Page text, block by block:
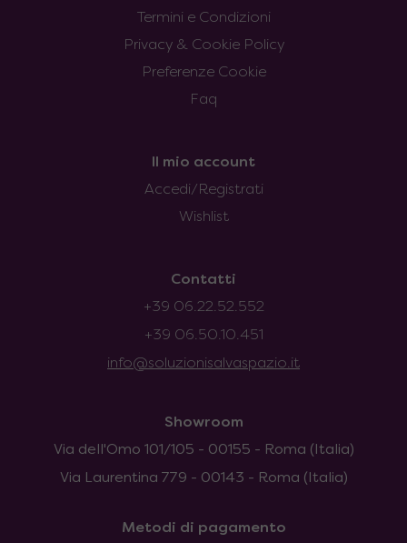
Termini e Condizioni
Privacy & Cookie Policy
Preferenze Cookie
Faq
Il mio account
Accedi/Registrati
Wishlist
Contatti
+39 06.22.52.552
+39 06.50.10.451
info@soluzionisalvaspazio.it
Showroom
Via dell'Omo 101/105 - 00155 - Roma (Italia)
Via Laurentina 779 - 00143 - Roma (Italia)
Metodi di pagamento